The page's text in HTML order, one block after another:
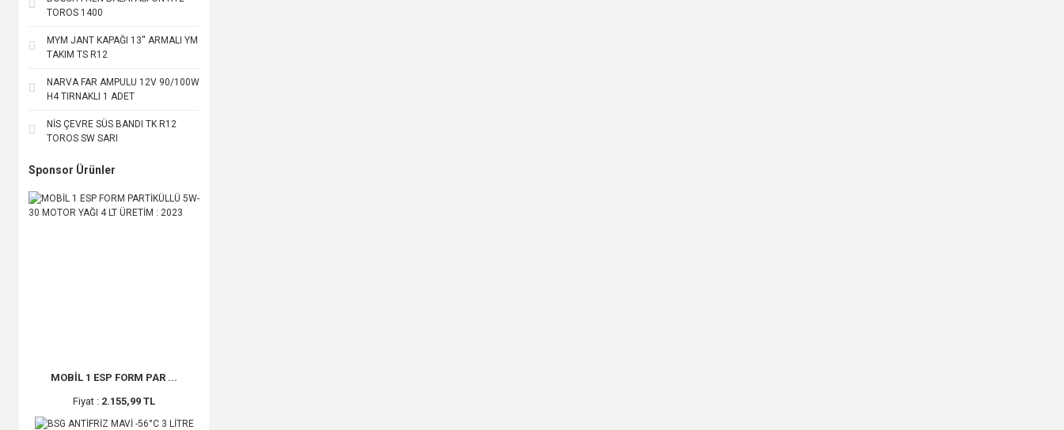
TOROS 1400
MYM JANT KAPAĞI 13'' ARMALI YM
TAKIM TS R12
NARVA FAR AMPULU 12V 90/100W
H4 TIRNAKLI 1 ADET
NİS ÇEVRE SÜS BANDI TK R12
TOROS SW SARI
Sponsor Ürünler
MOBİL 1 ESP FORM PAR ...
Fiyat : 2.155,99 TL